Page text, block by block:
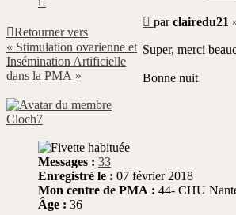
Message
non
lu
parclairedu21
Super, merci
Bonne nuit
Cloch7
Messages : 33
Enregistré le : 07 février 2018
Mon centre de PMA : 44- CHU
Âge : 36
Retourner vers
« Stimulation ovarienne et
Insémination Artificielle
dans la PMA »